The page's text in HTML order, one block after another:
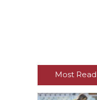
Most Read